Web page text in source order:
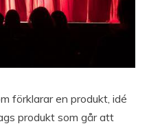
förklarar en produkt, idé
produkt som går att